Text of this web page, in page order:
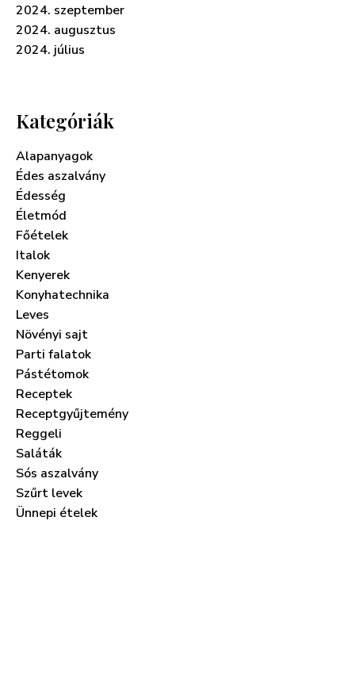
2024. szeptember
2024. augusztus
2024. július
Kategóriák
Alapanyagok
Édes aszalvány
Édesség
Életmód
Főételek
Italok
Kenyerek
Konyhatechnika
Leves
Növényi sajt
Parti falatok
Pástétomok
Receptek
Receptgyűjtemény
Reggeli
Saláták
Sós aszalvány
Szűrt levek
Ünnepi ételek